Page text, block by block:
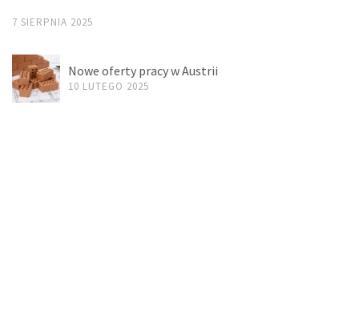
7 SIERPNIA 2025
Nowe oferty pracy w Austrii
10 LUTEGO 2025